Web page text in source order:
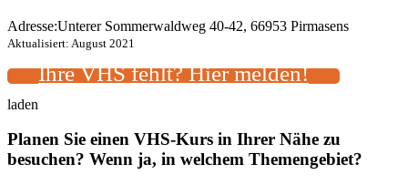
Adresse:Unterer Sommerwaldweg 40-42, 66953 Pirmasens
Aktualisiert: August 2021
Ihre VHS fehlt? Hier melden!
laden
Planen Sie einen VHS-Kurs in Ihrer Nähe zu
besuchen? Wenn ja, in welchem Themengebiet?